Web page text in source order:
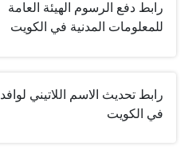
رابط دفع الرسوم الهيئة العامة
للمعلومات المدنية في الكويت
رابط تحديث الاسم اللاتيني لوافد
في الكويت